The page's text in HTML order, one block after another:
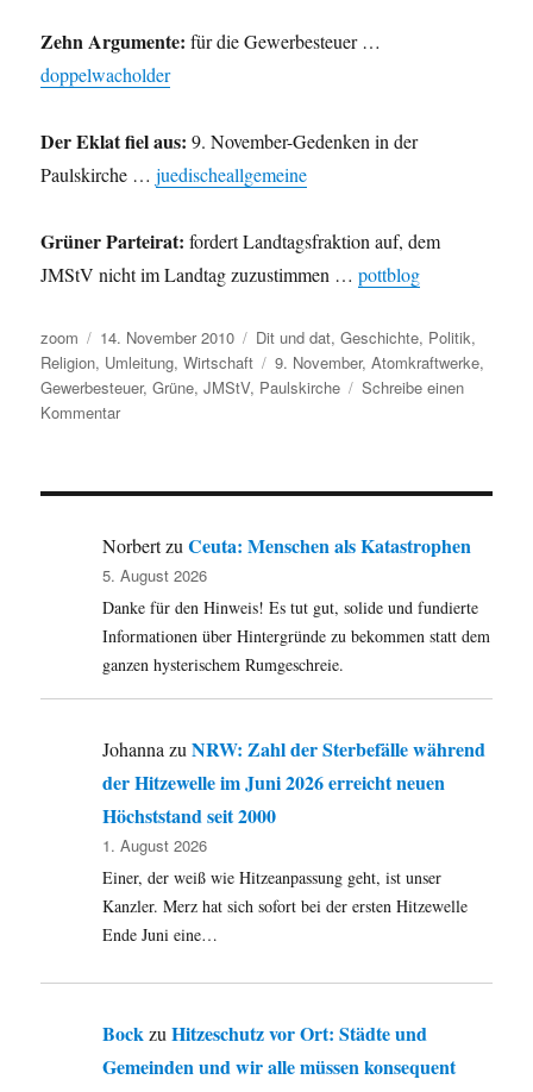
Zehn Argumente: für die Gewerbesteuer …
doppelwacholder
Der Eklat fiel aus: 9. November-Gedenken in der
Paulskirche …juedischeallgemeine
Grüner Parteirat: fordert Landtagsfraktion auf, dem
JMStV nicht im Landtag zuzustimmen …pottblog
Autor
zoom
Veröffentlicht
am
14. November 2010 Kategorien
Dit und dat,Geschichte, Politik,
Religion, Umleitung,Wirtschaft Schlagwörter
9. November,Atomkraftwerke,
Gewerbesteuer,Grüne,JMStV, Paulskirche
Schreibe einen
Kommentarzu
basteln,
kein
und
das
JMStV.
NorbertzuCeuta: Menschen als Katastrophen
5. August 2026
Danke für den Hinweis! Es tut gut, solide und fundierte
Informationen über Hintergründe zu bekommen statt dem
ganzen hysterischem Rumgeschreie.
JohannazuNRW: Zahl der Sterbefälle während
der Hitzewelle im Juni 2026 erreicht neuen
Höchststand seit 2000
1. August 2026
Einer, der weiß wie Hitzeanpassung geht, ist unser
Kanzler. Merz hat sich sofort bei der ersten Hitzewelle
Ende Juni eine…
BockzuHitzeschutz vor Ort: Städte und
Gemeinden und wir alle müssen konsequent